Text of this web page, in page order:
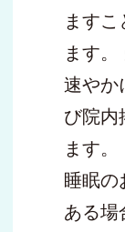
ます
ます。
速やか
び院内
ます。
睡眠の
ある場